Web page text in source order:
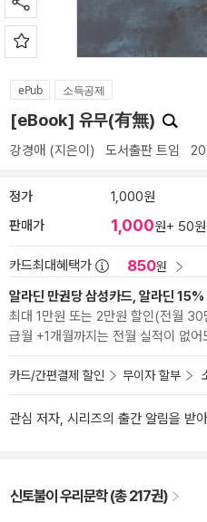
ePub 소득공제
[eBook] 유무(有無)
강경애 (지은이) 도서출판 트임
정가
1,000원
판매가
1,000원+ 50원
카드최대혜택가 850원
알라딘 만권당 삼성카드, 알라딘 15%
최대 1만원 또는 2만원 할인(전월
급월 +1개월까지는 전월 실적이 없
카드/간편결제 할인 무이자 할부
관심 저자, 시리즈의 출간 알림을 받
신토불이 우리문학 (총 217권)